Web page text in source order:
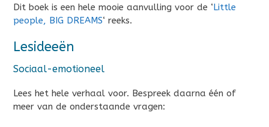
Dit boek is een hele mooie aanvulling voor de ‘Little
people, BIG DREAMS‘ reeks.
Lesideeën
Sociaal-emotioneel
Lees het hele verhaal voor. Bespreek daarna één of
meer van de onderstaande vragen: